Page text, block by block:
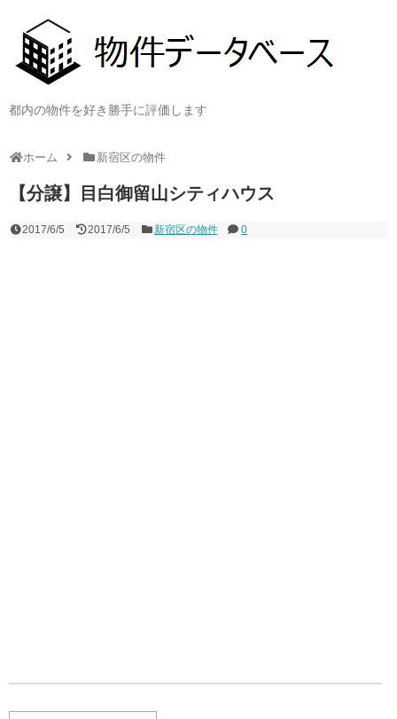
都内の物件を好き勝手に評価します
ホーム 新宿区の物件
【分譲】目白御留山シティハウス
2017/6/5 2017/6/5 新宿区の物件 0